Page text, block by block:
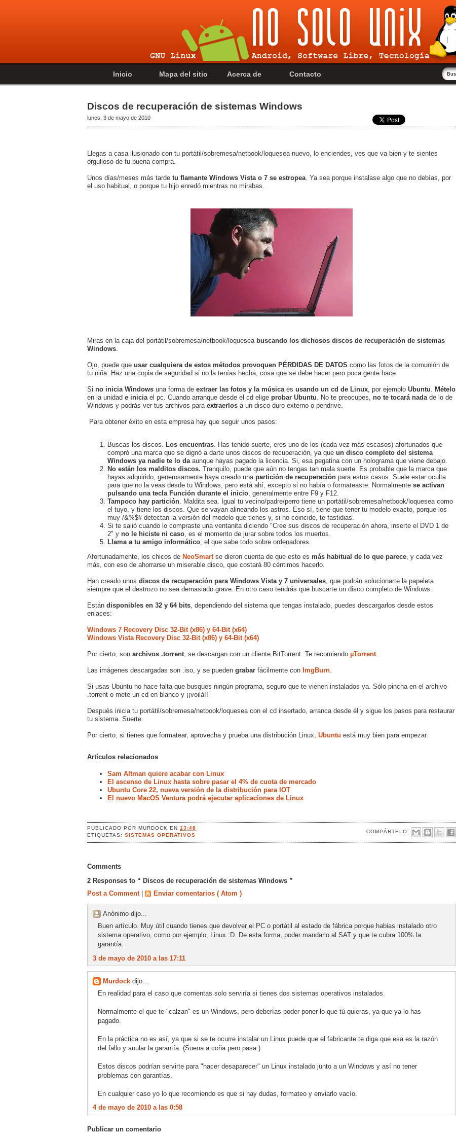
Inicio Mapa del sitio Acerca de Contacto
Discos de recuperación de sistemas Windows
lunes, 3 de mayo de 2010
Llegas a casa ilusionado con tu portátil/sobremesa/netbook/loquesea nuevo, lo enciendes, ves que va bien y te sientes
orgulloso de tu buena compra.
Unos días/meses más tarde tu flamante Windows Vista o 7 se estropea . Ya sea porque instalase algo que no debías, por
el uso habitual, o porque tu hijo enredó mientras no mirabas.
Miras en la caja del portátil/sobremesa/netbook/loquesea buscando los dichosos discos de recuperación de sistemas
Windows
Ojo, puede que usar cualquiera de estos métodos provoquen PÉRDIDAS DE DATOS como las fotos de la comunión de
tu niña. Haz una copia de seguridad si no la tenías hecha, cosa que se debe hacer pero poca gente hace.
Si no inicia Windows una forma de extraer las fotos y la música es usando un cd de Linux , por ejemplo Ubuntu Mételo
en la unidad e inicia el pc. Cuando arranque desde el cd elige probar Ubuntu . No te preocupes, no te tocará nada de lo de
Windows y podrás ver tus archivos para extraerlos a un disco duro externo o pendrive.
Para obtener éxito en esta empresa hay que seguir unos pasos:
Buscas los discos. Los encuentras . Has tenido suerte, eres uno de los (cada vez más escasos) afortunados que
compró una marca que se dignó a darte unos discos de recuperación, ya que un disco completo del sistema
Windows ya nadie te lo da aunque hayas pagado la licencia. Si, esa pegatina con un holograma que viene debajo.
No están los malditos discos. Tranquilo, puede que aún no tengas tan mala suerte. Es probable que la marca que
hayas adquirido, generosamente haya creado una partición de recuperación para estos casos. Suele estar oculta
para que no la veas desde tu Windows, pero está ahí, excepto si no había o formateaste. Normalmente se activan
pulsando una tecla Función durante el inicio , generalmente entre F9 y F12.
Tampoco hay partición . Maldita sea. Igual tu vecino/padre/perro tiene un portátil/sobremesa/netbook/loquesea como
el tuyo, y tiene los discos. Que se vayan alineando los astros. Eso sí, tiene que tener tu modelo exacto, porque los
muy /&%$# detectan la versión del modelo que tienes y, si no coincide, te fastidias.
Si te salió cuando lo compraste una ventanita diciendo "Cree sus discos de recuperación ahora, inserte el DVD 1 de
2" y no le hiciste ni caso , es el momento de jurar sobre todos los muertos.
Llama a tu amigo informático , el que sabe todo sobre ordenadores.
Afortunadamente, los chicos de NeoSmart se dieron cuenta de que esto es más habitual de lo que parece , y cada vez
más, con eso de ahorrarse un miserable disco, que costará 80 céntimos hacerlo.
Han creado unos discos de recuperación para Windows Vista y 7 universales , que podrán solucionarte la papeleta
siempre que el destrozo no sea demasiado grave. En otro caso tendrás que buscarte un disco completo de Windows.
Están disponibles en 32 y 64 bits , dependiendo del sistema que tengas instalado, puedes descargarlos desde estos
enlaces:
Windows 7 Recovery Disc 32-Bit (x86) y 64-Bit (x64)
Windows Vista Recovery Disc 32-Bit (x86) y 64-Bit (x64)
Por cierto, son archivos .torrent , se descargan con un cliente BitTorrent. Te recomiendo µTorrent
Las imágenes descargadas son .iso, y se pueden grabar fácilmente con ImgBurn
Si usas Ubuntu no hace falta que busques ningún programa, seguro que te vienen instalados ya. Sólo pincha en el archivo
.torrent o mete un cd en blanco y ¡¡voilà!!
Después inicia tu portátil/sobremesa/netbook/loquesea con el cd insertado, arranca desde él y sigue los pasos para restaurar
tu sistema. Suerte.
Por cierto, si tienes que formatear, aprovecha y prueba una distribución Linux, Ubuntu está muy bien para empezar.
Artículos relacionados
Sam Altman quiere acabar con Linux
El ascenso de Linux hasta sobre pasar el 4% de cuota de mercado
Ubuntu Core 22, nueva versión de la distribución para IOT
El nuevo MacOS Ventura podrá ejecutar aplicaciones de Linux
PUBLICADO PORMURDOCKEN13:48
COMPÁRTELO:
ETIQUETAS:SISTEMAS OPERATIVOS
Comments
2 Responses to “ Discos de recuperación de sistemas Windows ”
Post a Comment
Enviar comentarios ( Atom )
Anónimo dijo...
Buen artículo. Muy útil cuando tienes que devolver el PC o portátil al estado de fábrica porque habias instalado otro
sistema operativo, como por ejemplo, Linux :D. De esta forma, poder mandarlo al SAT y que te cubra 100% la
garantía.
3 de mayo de 2010 a las 17:11
Murdock dijo...
En realidad para el caso que comentas solo serviría si tienes dos sistemas operativos instalados.
Normalmente el que te "calzan" es un Windows, pero deberías poder poner lo que tú quieras, ya que ya lo has
pagado.
En la práctica no es así, ya que si se te ocurre instalar un Linux puede que el fabricante te diga que esa es la razón
del fallo y anular la garantía. (Suena a coña pero pasa.)
Estos discos podrían servirte para "hacer desaparecer" un Linux instalado junto a un Windows y así no tener
problemas con garantías.
En cualquier caso yo lo que recomiendo es que si hay dudas, formateo y enviarlo vacío.
4 de mayo de 2010 a las 0:58
Publicar un comentario